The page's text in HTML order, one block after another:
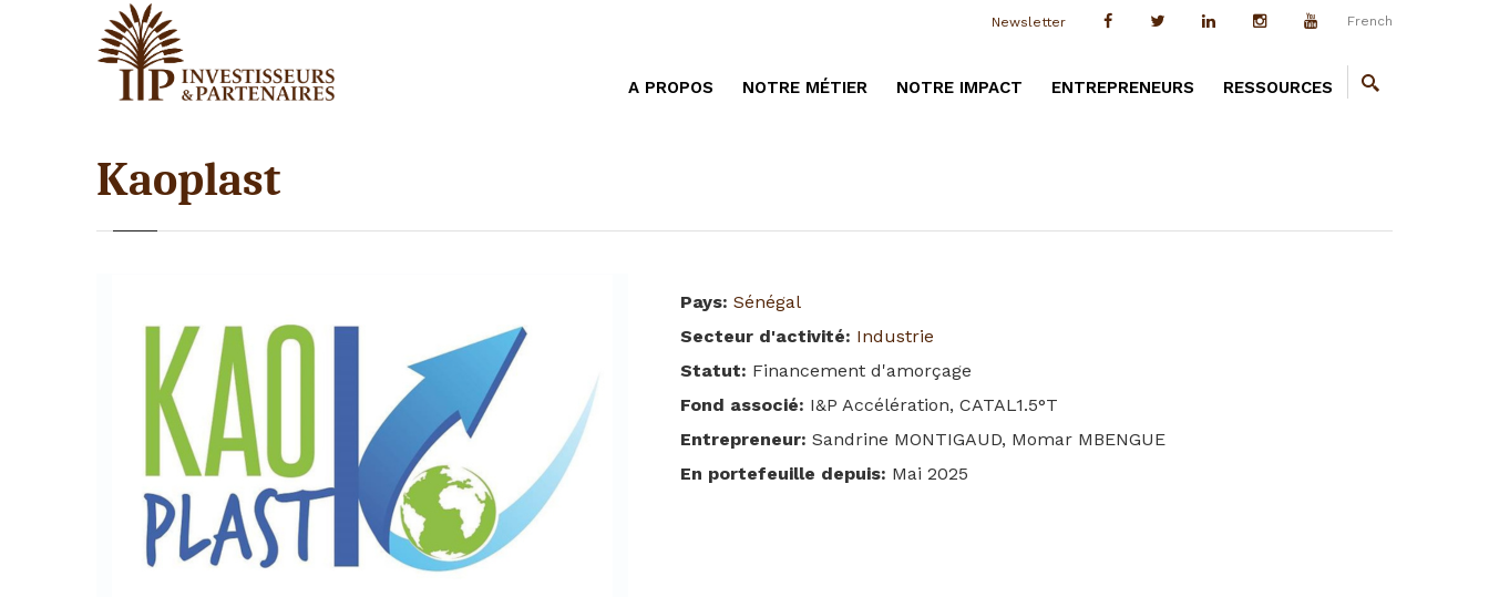
French
Newsletter
A PROPOS NOTRE MÉTIER NOTRE IMPACT ENTREPRENEURS RESSOURCES
Kaoplast
Pays: Sénégal
Secteur d'activité: Industrie
Statut: Financement d'amorçage
Fond associé: I&P Accélération, CATAL1.5°T
Entrepreneur: Sandrine MONTIGAUD, Momar MBENGUE
En portefeuille depuis: Mai 2025